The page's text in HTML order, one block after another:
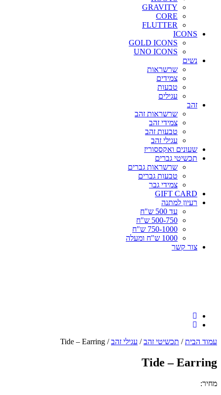
GRAVITY
CORE
FLUTTER
ICONS
GOLD ICONS
UNO ICONS
נשים
שרשראות
צמידים
טבעות
עגילים
זהב
שרשראות זהב
צמידי זהב
טבעות זהב
עגילי זהב
שעונים ואקססוריז
תכשיטי גברים
שרשראות גברים
טבעות גברים
צמידי גבר
GIFT CARD
רעיון למתנה
עד 500 ש"ח
500-750 ש"ח
750-1000 ש"ח
1000 ש"ח ומעלה
צור קשר
עמוד הבית/ תכשיטי זהב/ עגילי זהב/ Tide – Earring
Tide – Earring
מחיר: